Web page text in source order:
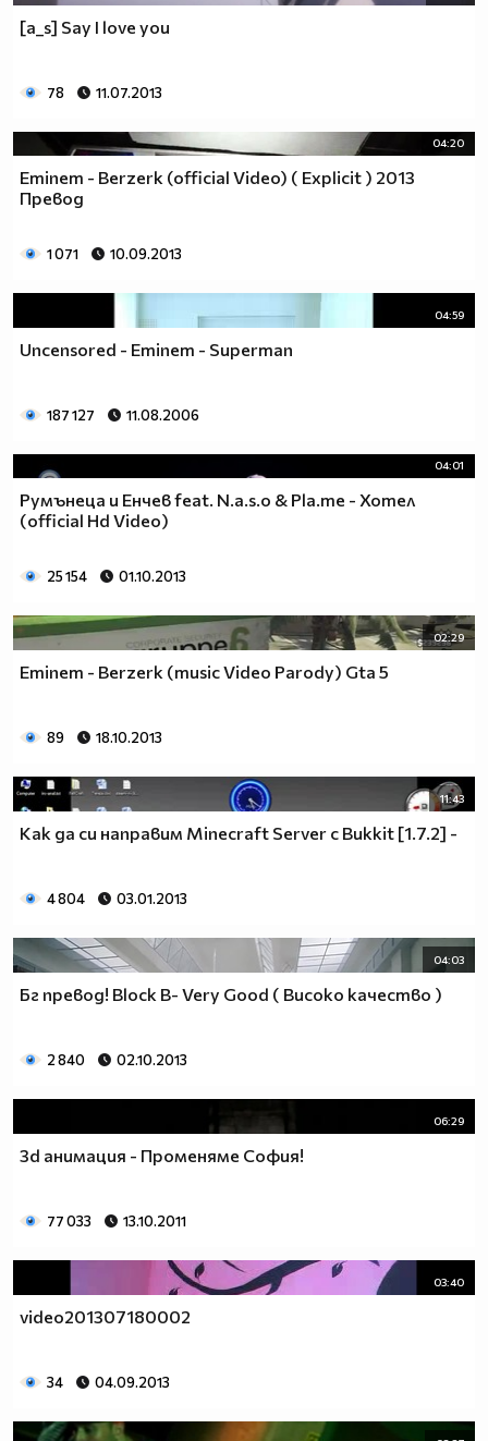
[a_s] Say I love you
78 11.07.2013
04:20
Eminem - Berzerk (official Video) ( Explicit ) 2013
Превод
1 071 10.09.2013
04:59
Uncensored - Eminem - Superman
187 127 11.08.2006
04:01
Румънеца и Енчев feat. N.a.s.o & Pla.me - Хотел
(official Hd Video)
25 154 01.10.2013
02:29
Eminem - Berzerk (music Video Parody) Gta 5
89 18.10.2013
11:43
Как да си направим Minecraft Server с Bukkit [1.7.2] -
4 804 03.01.2013
04:03
Бг превод! Block B- Very Good ( Високо качество )
2 840 02.10.2013
06:29
3d анимация - Променяме София!
77 033 13.10.2011
03:40
video201307180002
34 04.09.2013